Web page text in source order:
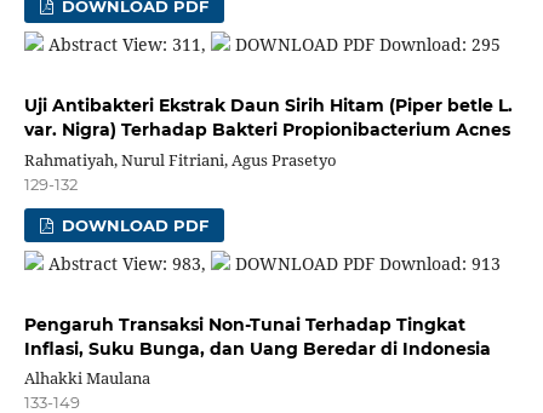
DOWNLOAD PDF
Abstract View: 311, DOWNLOAD PDF Download: 295
Uji Antibakteri Ekstrak Daun Sirih Hitam (Piper betle L.
var. Nigra) Terhadap Bakteri Propionibacterium Acnes
Rahmatiyah, Nurul Fitriani, Agus Prasetyo
129-132
DOWNLOAD PDF
Abstract View: 983, DOWNLOAD PDF Download: 913
Pengaruh Transaksi Non-Tunai Terhadap Tingkat
Inflasi, Suku Bunga, dan Uang Beredar di Indonesia
Alhakki Maulana
133-149